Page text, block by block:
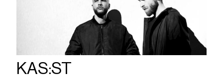
KAS:ST